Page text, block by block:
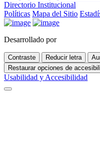
Directorio Institucional
Políticas Mapa del Sitio
Desarrollado por
Contraste Reducir letra
Restaurar opciones de
Usabilidad y Accesibilidad